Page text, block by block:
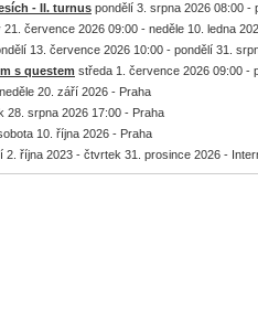
- II. turnus pondělí 3. srpna 2026 08:00 -
21. července 2026 09:00 - neděle 10. ledna
13. července 2026 10:00 - pondělí 31.
s questem středa 1. července 2026 09:00 -
20. září 2026 - Praha
28. srpna 2026 17:00 - Praha
10. října 2026 - Praha
2. října 2023 - čtvrtek 31. prosince 2026 -